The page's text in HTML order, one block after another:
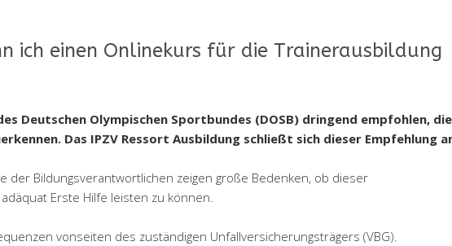
ich einen Onlinekurs für die Trainerausbildung
Deutschen Olympischen Sportbundes (DOSB) dringend empfohlen, die
Das IPZV Ressort Ausbildung schließt sich dieser Empfehlung
der Bildungsverantwortlichen zeigen große Bedenken, ob dieser
Erste Hilfe leisten zu können.
vonseiten des zuständigen Unfallversicherungsträgers (VBG).